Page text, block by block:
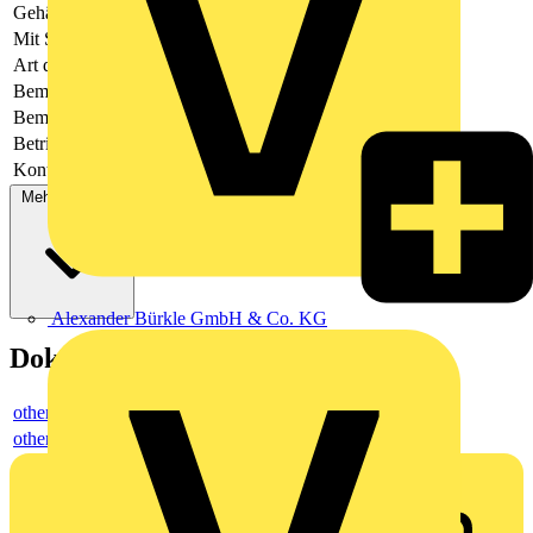
Alexander Bürkle GmbH & Co. KG
Gehäusefarbe
grün
Mit Schutzleiter
Art der Verbindung
flexibler Leiterplattenverbinder
Bemessungsspannung
Bemessungsstrom In
-
Betriebstemperatur
-40 - 105
Kontaktausführung
Buchse
Mehr anzeigen
Dokumente
others
others